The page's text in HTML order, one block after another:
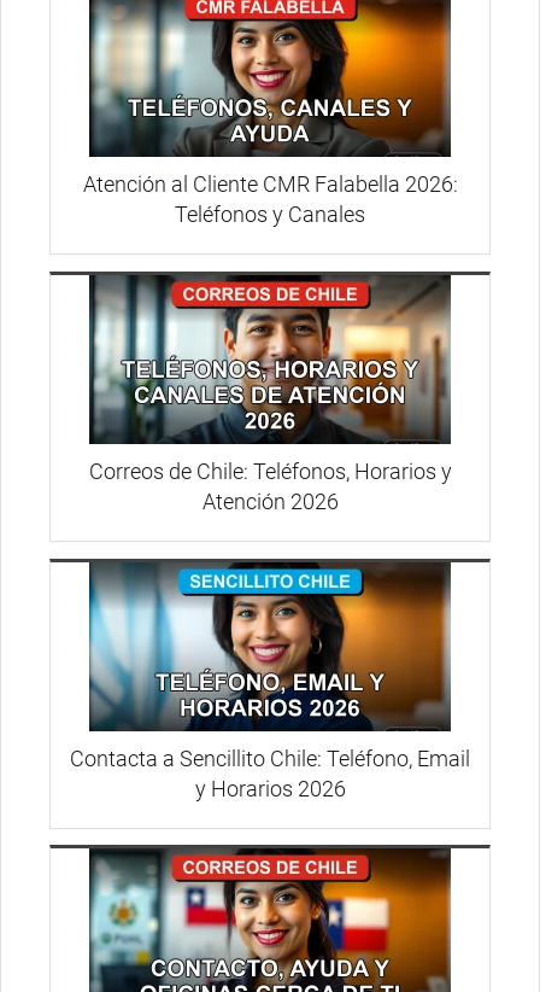
Atención al Cliente CMR Falabella 2026:
Teléfonos y Canales
Correos de Chile: Teléfonos, Horarios y
Atención 2026
Contacta a Sencillito Chile: Teléfono, Email
y Horarios 2026